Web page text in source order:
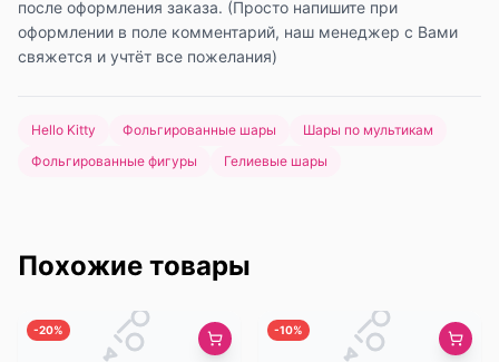
после оформления заказа. (Просто напишите при
оформлении в поле комментарий, наш менеджер с Вами
свяжется и учтёт все пожелания)
Hello Kitty Фольгированные шары
Шары по мультикам
Фольгированные фигуры
Гелиевые шары
Похожие товары
-20% -10%